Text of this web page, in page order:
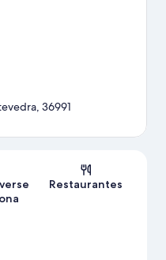
36991
Restaurantes